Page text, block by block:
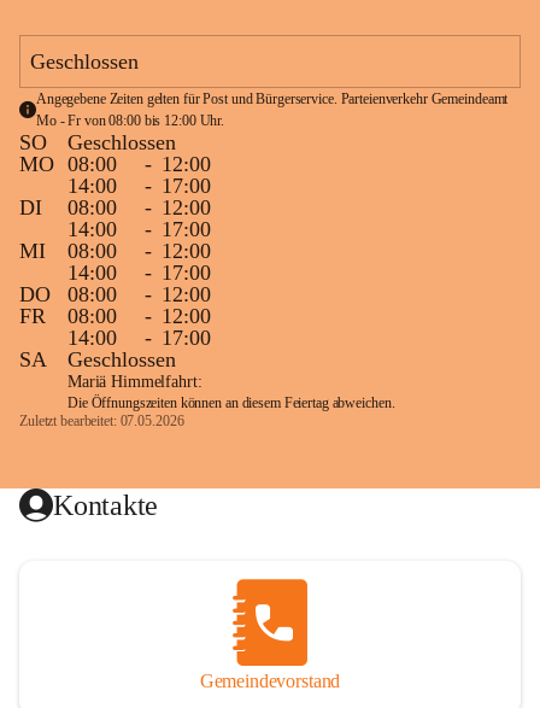
Geschlossen
Angegebene Zeiten gelten für Post und Bürgerservice. Parteienverkehr Gemeindeamt
Mo - Fr von 08:00 bis 12:00 Uhr.
SO
Geschlossen
MO 08:00 - 12:00
14:00
- 17:00
DI
08:00 - 12:00
14:00
- 17:00
MI
08:00 - 12:00
14:00
- 17:00
DO
08:00 - 12:00
FR
08:00 - 12:00
14:00
- 17:00
SA
Geschlossen
Mariä Himmelfahrt:
Die Öffnungszeiten können an diesem Feiertag abweichen.
Zuletzt bearbeitet: 07.05.2026
Kontakte
Gemeindevorstand